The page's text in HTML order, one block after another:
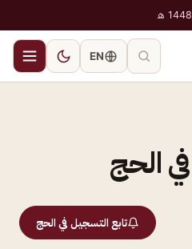
EN
الحج
تابع التسجيل في الحج